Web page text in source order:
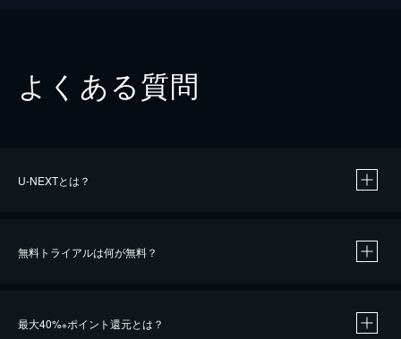
よくある質問
U-NEXTとは？
無料トライアルは何が無料？
最大40%※ポイント還元とは？